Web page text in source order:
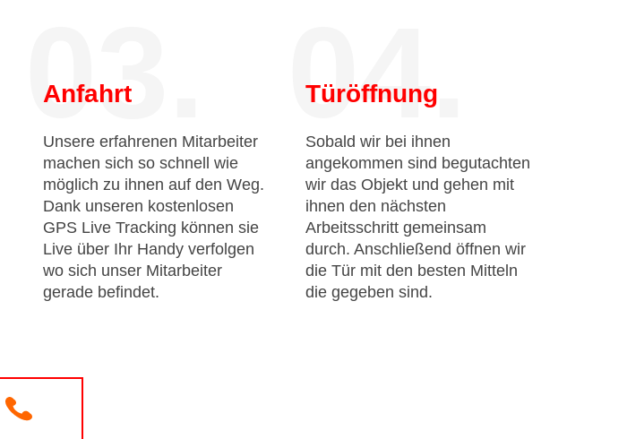
03.
Anfahrt
Unsere erfahrenen Mitarbeiter
machen sich so schnell wie
möglich zu ihnen auf den Weg.
Dank unseren kostenlosen
GPS Live Tracking können sie
Live über Ihr Handy verfolgen
wo sich unser Mitarbeiter
gerade befindet.
04.
Türöffnung
Sobald wir bei ihnen
angekommen sind begutachten
wir das Objekt und gehen mit
ihnen den nächsten
Arbeitsschritt gemeinsam
durch. Anschließend öffnen wir
die Tür mit den besten Mitteln
die gegeben sind.